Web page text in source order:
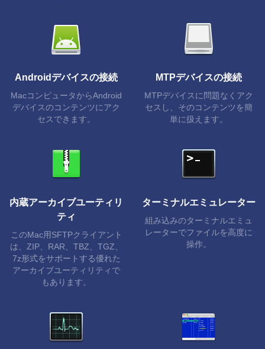
Androidデバイスの接続
MacコンピュータからAndroid
デバイスのコンテンツにアク
セスできます。
MTPデバイスの接続
MTPデバイスに問題なくアク
セスし、そのコンテンツを簡
単に扱えます。
内蔵アーカイブユーティリ
ティ
このMac用SFTPクライアント
は、ZIP、RAR、TBZ、TGZ、
7z形式をサポートする優れた
アーカイブユーティリティで
もあります。
ターミナルエミュレーター
組み込みのターミナルエミュ
レーターでファイルを高度に
操作。